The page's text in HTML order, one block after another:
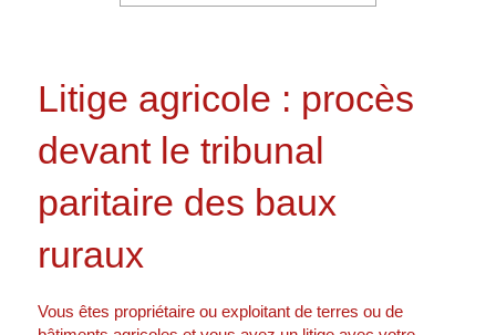
Litige agricole : procès
devant le tribunal
paritaire des baux
ruraux
Vous êtes propriétaire ou exploitant de terres ou de